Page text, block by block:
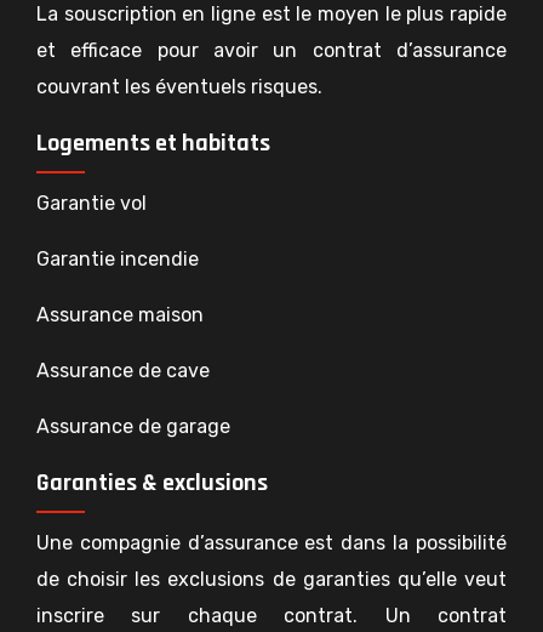
La souscription en ligne est le moyen le plus rapide
et efficace pour avoir un contrat d’assurance
couvrant les éventuels risques.
Logements et habitats
Garantie vol
Garantie incendie
Assurance maison
Assurance de cave
Assurance de garage
Garanties & exclusions
Une compagnie d’assurance est dans la possibilité
de choisir les exclusions de garanties qu’elle veut
inscrire sur chaque contrat. Un contrat